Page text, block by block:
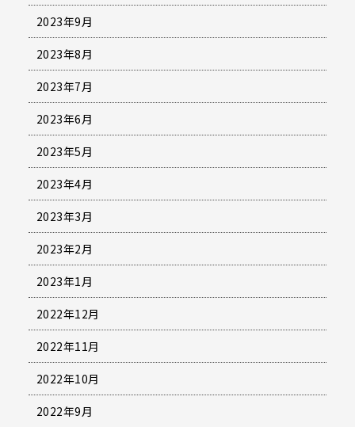
2023年9月
2023年8月
2023年7月
2023年6月
2023年5月
2023年4月
2023年3月
2023年2月
2023年1月
2022年12月
2022年11月
2022年10月
2022年9月